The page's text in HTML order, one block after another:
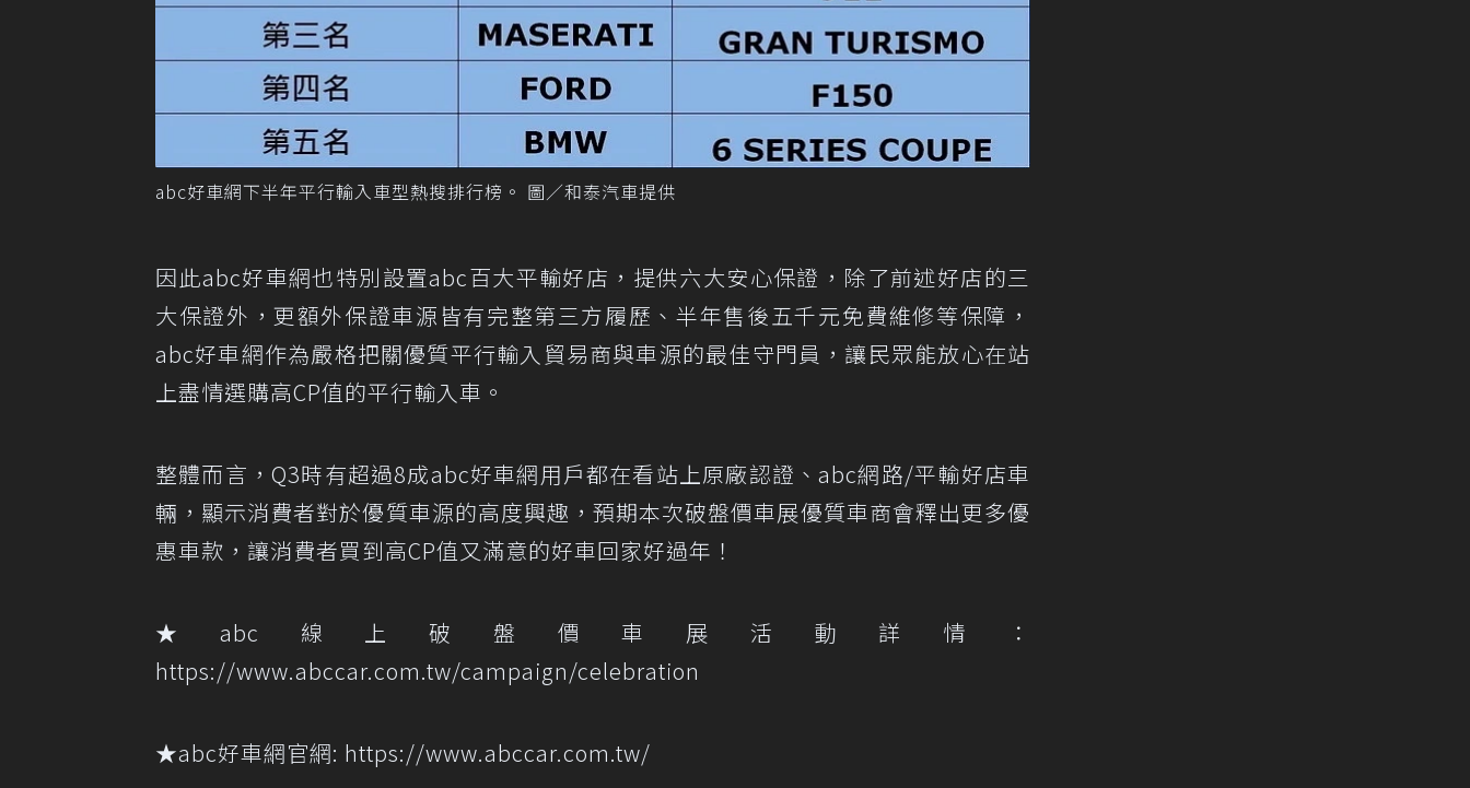
abc好車網下半年平行輸入車型熱搜排行榜。 圖／和泰汽車提供
因此abc好車網也特別設置abc百大平輸好店，提供六大安心保證，除了前述好店的三
大保證外，更額外保證車源皆有完整第三方履歷、半年售後五千元免費維修等保障，
abc好車網作為嚴格把關優質平行輸入貿易商與車源的最佳守門員，讓民眾能放心在站
上盡情選購高CP值的平行輸入車。
整體而言，Q3時有超過8成abc好車網用戶都在看站上原廠認證、abc網路/平輸好店車
輛，顯示消費者對於優質車源的高度興趣，預期本次破盤價車展優質車商會釋出更多優
惠車款，讓消費者買到高CP值又滿意的好車回家好過年！
★abc線上破盤價車展活動詳情：
https://www.abccar.com.tw/campaign/celebration
★abc好車網官網: https://www.abccar.com.tw/